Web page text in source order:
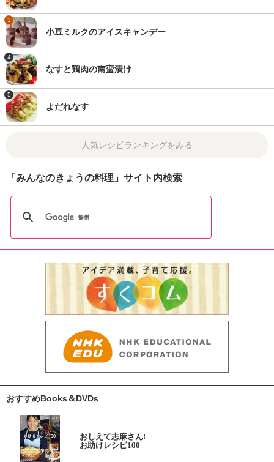
3
小豆ミルクのアイスキャンデー
4
なすと鶏肉の南蛮漬け
5
よだれなす
人気レシピランキングをみる
「みんなのきょうの料理」サイト内検索
おすすめBooks＆DVDs
おしえて志麻さん!
お助けレシピ100